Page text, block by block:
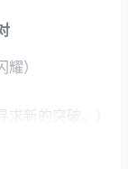
）
新的突破。）
管理三星半评